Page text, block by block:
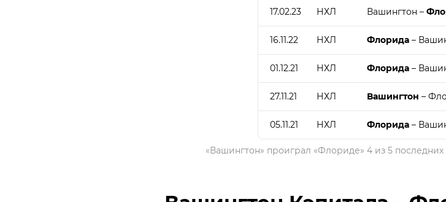
17.02.23 НХЛ Вашингтон –
16.11.22 НХЛ Флорида –
01.12.21 НХЛ Флорида –
27.11.21 НХЛ Вашингтон –
05.11.21 НХЛ Флорида –
«Вашингтон» проиграл «Флориде» 4 из 5